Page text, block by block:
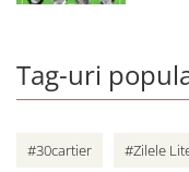
Tag-uri
#30cartier #Zilele